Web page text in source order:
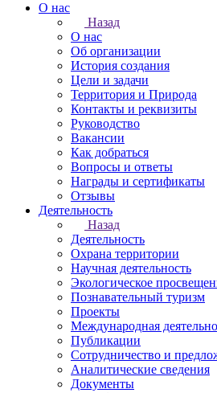
О нас
Назад
О нас
Об организации
История создания
Цели и задачи
Территория и Природа
Контакты и реквизиты
Руководство
Вакансии
Как добраться
Вопросы и ответы
Награды и сертификаты
Отзывы
Деятельность
Назад
Деятельность
Охрана территории
Научная деятельность
Экологическое
Познавательный туризм
Проекты
Международная
Публикации
Сотрудничество и
Аналитические сведения
Документы